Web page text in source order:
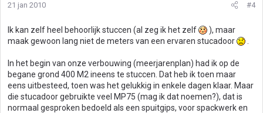
21 jan 2010 #4
Ik kan zelf heel behoorlijk stuccen (al zeg ik het zelf
), maar
maak gewoon lang niet de meters van een ervaren stucadoor
In het begin van onze verbouwing (meerjarenplan) had ik op de
begane grond 400 M2 ineens te stuccen. Dat heb ik toen maar
eens uitbesteed, toen was het gelukkig in enkele dagen klaar. Maar
die stucadoor gebruikte veel MP75 (mag ik dat noemen?), dat is
normaal gesproken bedoeld als een spuitgips, voor spackwerk en